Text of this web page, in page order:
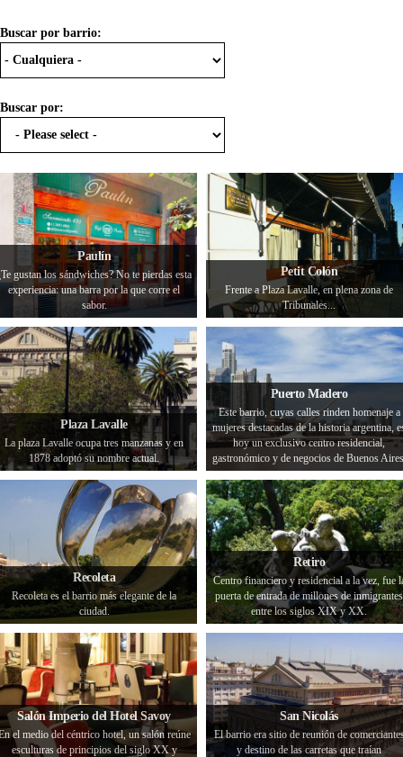
Buscar por barrio:
Buscar por:
Paulín
gustan los sándwiches? No te pierdas esta
experiencia: una barra por la que corre el
sabor.
Petit Colón
Frente a Plaza Lavalle, en plena zona de
Tribunales...
Plaza Lavalle
La plaza Lavalle ocupa tres manzanas y en
1878 adoptó su nombre actual.
Puerto Madero
Este barrio, cuyas calles rinden homenaje a
mujeres destacadas de la historia argentina,
hoy un exclusivo centro residencial,
gastronómico y de negocios de Buenos
Recoleta
Recoleta es el barrio más elegante de la
ciudad.
Retiro
Centro financiero y residencial a la vez, fue
puerta de entrada de millones de inmigrantes
entre los siglos XIX y XX.
Salón Imperio del Hotel Savoy
el medio del céntrico hotel, un salón reúne
esculturas de principios del siglo XX y
San Nicolás
El barrio era sitio de reunión de
y destino de las carretas que traían